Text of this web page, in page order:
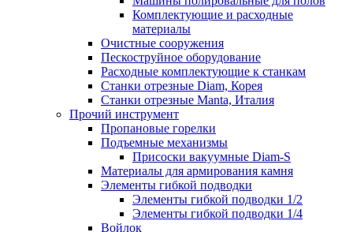
Комплектующие и расходные
материалы
Очистные сооружения
Пескоструйное оборудование
Расходные комплектующие к станкам
Станки отрезные Diam, Корея
Станки отрезные Manta, Италия
Прочий инструмент
Пропановые горелки
Подъeмные механизмы
Присоски вакуумные Diam-S
Материалы для армирования камня
Элементы гибкой подводки
Элементы гибкой подводки 1/2
Элементы гибкой подводки 1/4
Войлок